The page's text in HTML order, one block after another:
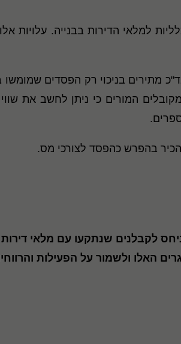
למלאי הדירות בבנייה. עלויות
מתירים בניכוי רק הפסדים
המורים כי ניתן לחשב את
בהפרש כהפסד לצורכי מס.
לקבלנים שנתקעו עם מלאי
האלו ולשמור על הפעילות